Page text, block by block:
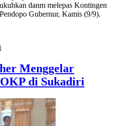
danm melepas Kontingen
Gubernur, Kamis (9/9).
Menggelar
di Sukadiri